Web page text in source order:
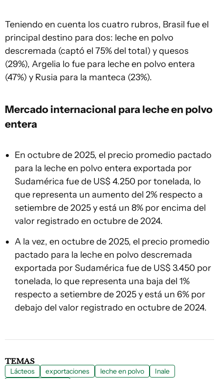
Teniendo en cuenta los cuatro rubros, Brasil fue el
principal destino para dos: leche en polvo
descremada (captó el 75% del total) y quesos
(29%), Argelia lo fue para leche en polvo entera
(47%) y Rusia para la manteca (23%).
Mercado internacional para leche en polvo
entera
En octubre de 2025, el precio promedio pactado
para la leche en polvo entera exportada por
Sudamérica fue de US$ 4.250 por tonelada, lo
que representa un aumento del 2% respecto a
setiembre de 2025 y está un 8% por encima del
valor registrado en octubre de 2024.
A la vez, en octubre de 2025, el precio promedio
pactado para la leche en polvo descremada
exportada por Sudamérica fue de US$ 3.450 por
tonelada, lo que representa una baja del 1%
respecto a setiembre de 2025 y está un 6% por
debajo del valor registrado en octubre de 2024.
TEMAS
Lácteos exportaciones leche en polvo
Inale